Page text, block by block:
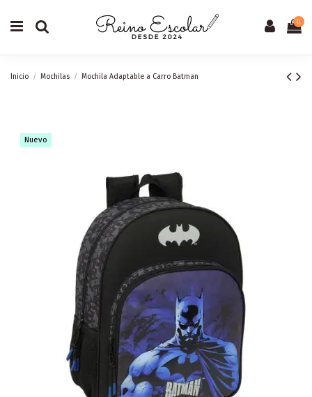
0
Inicio Mochilas Mochila Adaptable a Carro Batman
Nuevo